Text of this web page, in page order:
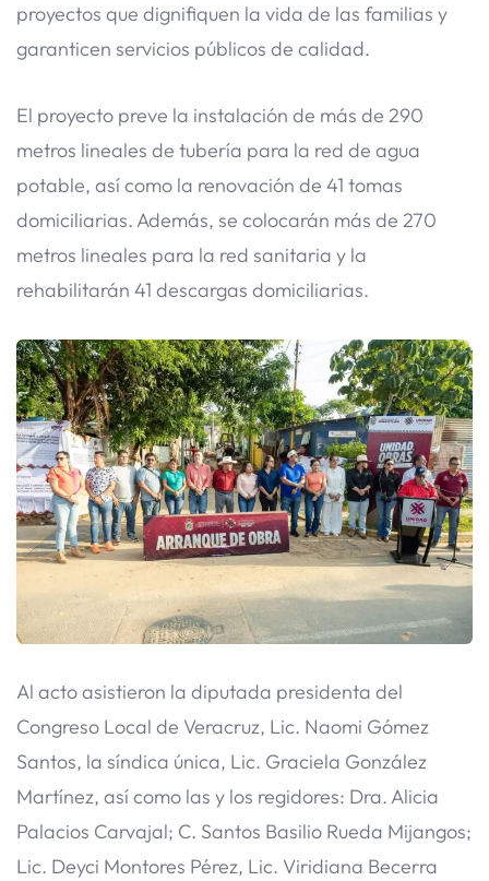
proyectos que dignifiquen la vida de las familias y
garanticen servicios públicos de calidad.
El proyecto preve la instalación de más de 290
metros lineales de tubería para la red de agua
potable, así como la renovación de 41 tomas
domiciliarias. Además, se colocarán más de 270
metros lineales para la red sanitaria y la
rehabilitarán 41 descargas domiciliarias.
Al acto asistieron la diputada presidenta del
Congreso Local de Veracruz, Lic. Naomi Gómez
Santos, la síndica única, Lic. Graciela González
Martínez, así como las y los regidores: Dra. Alicia
Palacios Carvajal; C. Santos Basilio Rueda Mijangos;
Lic. Deyci Montores Pérez, Lic. Viridiana Becerra